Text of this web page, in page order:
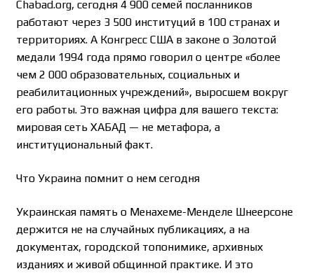
Chabad.org, сегодня 4 900 семей посланников
работают через 3 500 институций в 100 странах и
территориях. А Конгресс США в законе о Золотой
медали 1994 года прямо говорил о центре «более
чем 2 000 образовательных, социальных и
реабилитационных учреждений», выросшем вокруг
его работы. Это важная цифра для вашего текста:
мировая сеть ХАБАД — не метафора, а
институциональный факт.
Что Украина помнит о нем сегодня
Украинская память о Менахеме-Менделе Шнеерсоне
держится не на случайных публикациях, а на
документах, городской топонимике, архивных
изданиях и живой общинной практике. И это